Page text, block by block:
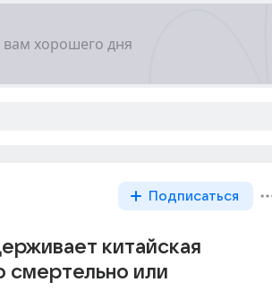
Подписаться
китайская
смертельно или